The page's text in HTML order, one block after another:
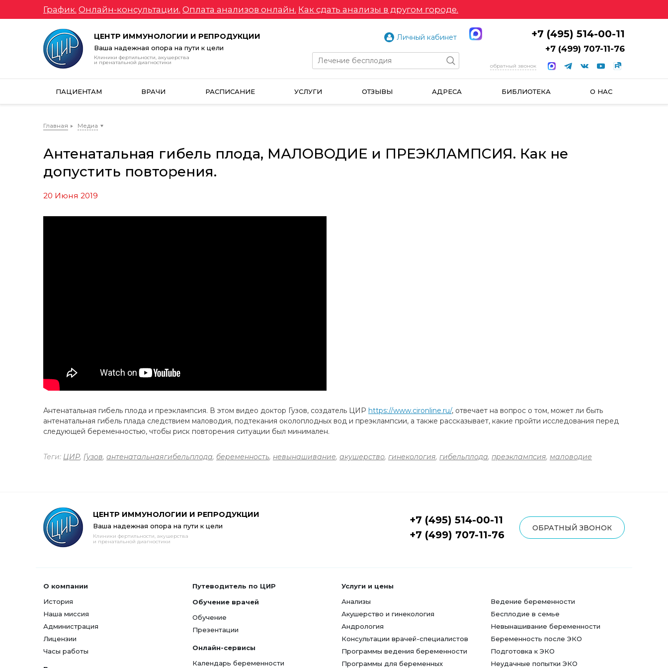
График. Онлайн-консультации. Оплата анализов онлайн. Как сдать анализы в другом городе.
ЦЕНТР ИММУНОЛОГИИ И РЕПРОДУКЦИИ
Ваша надежная опора на пути к цели
Клиники фертильности, акушерства
и пренатальной диагностики
Личный кабинет +7 (495) 514-00-11
+7 (499) 707-11-76
обратный звонок
ПАЦИЕНТАМ ВРАЧИ РАСПИСАНИЕ УСЛУГИ ОТЗЫВЫ АДРЕСА БИБЛИОТЕКА О НАС
Главная Медиа
Антенатальная гибель плода, МАЛОВОДИЕ и ПРЕЭКЛАМПСИЯ. Как не
допустить повторения.
20 Июня 2019
Антенатальная гибель плода и преэклампсия. В этом видео доктор Гузов, создатель ЦИР https://www.cironline.ru/, отвечает на вопрос о том, может ли быть
антенатальная гибель плада следствием маловодия, подтекания околоплодных вод и преэклампсии, а также рассказывает, какие пройти исследования перед
следующей беременностью, чтобы риск повторения ситуации был минимален.
Теги: ЦИР, Гузов, антенатальнаягибельплода, беременность, невынашивание, акушерство, гинекология, гибельплода, преэклампсия, маловодие
ЦЕНТР ИММУНОЛОГИИ И РЕПРОДУКЦИИ
Ваша надежная опора на пути к цели
Клиники фертильности, акушерства
и пренатальной диагностики
+7 (495) 514-00-11
+7 (499) 707-11-76
ОБРАТНЫЙ ЗВОНОК
О компании
История
Наша миссия
Администрация
Лицензии
Часы работы
Путеводитель по ЦИР
Обучение врачей
Обучение
Презентации
Онлайн-сервисы
Календарь беременности
Услуги и цены
Анализы
Акушерство и гинекология
Андрология
Консультации врачей-специалистов
Программы ведения беременности
Программы для беременных
Ведение беременности
Бесплодие в семье
Невынашивание беременности
Беременность после ЭКО
Подготовка к ЭКО
Неудачные попытки ЭКО